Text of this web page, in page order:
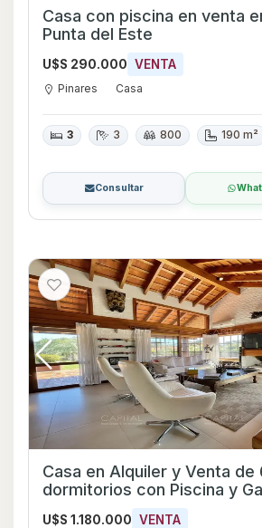
Casa con piscina en venta en Pinares -
Punta del Este
U$S 290.000 VENTA
Pinares Casa
3 3 800 190 m²
Consultar
Casa en Alquiler y Venta de
dormitorios con Piscina y
Pinares, Maldonado
U$S 1.180.000 VENTA